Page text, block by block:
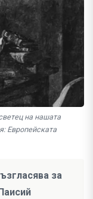
на нашата
Европейската
за